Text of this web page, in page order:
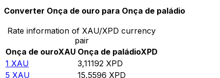
Converter Onça de ouro para Onça de paládio
Rate information of XAU/XPD currency
pair
Onça de ouroXAU Onça de paládioXPD
1 XAU 3,11192 XPD
5 XAU 15,5596 XPD